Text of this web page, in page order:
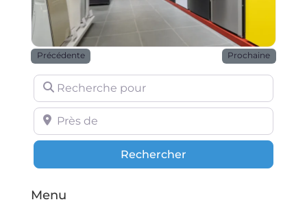
Précédente Prochaine
Recherche pour
Près de
RechercherRechercher
Menu